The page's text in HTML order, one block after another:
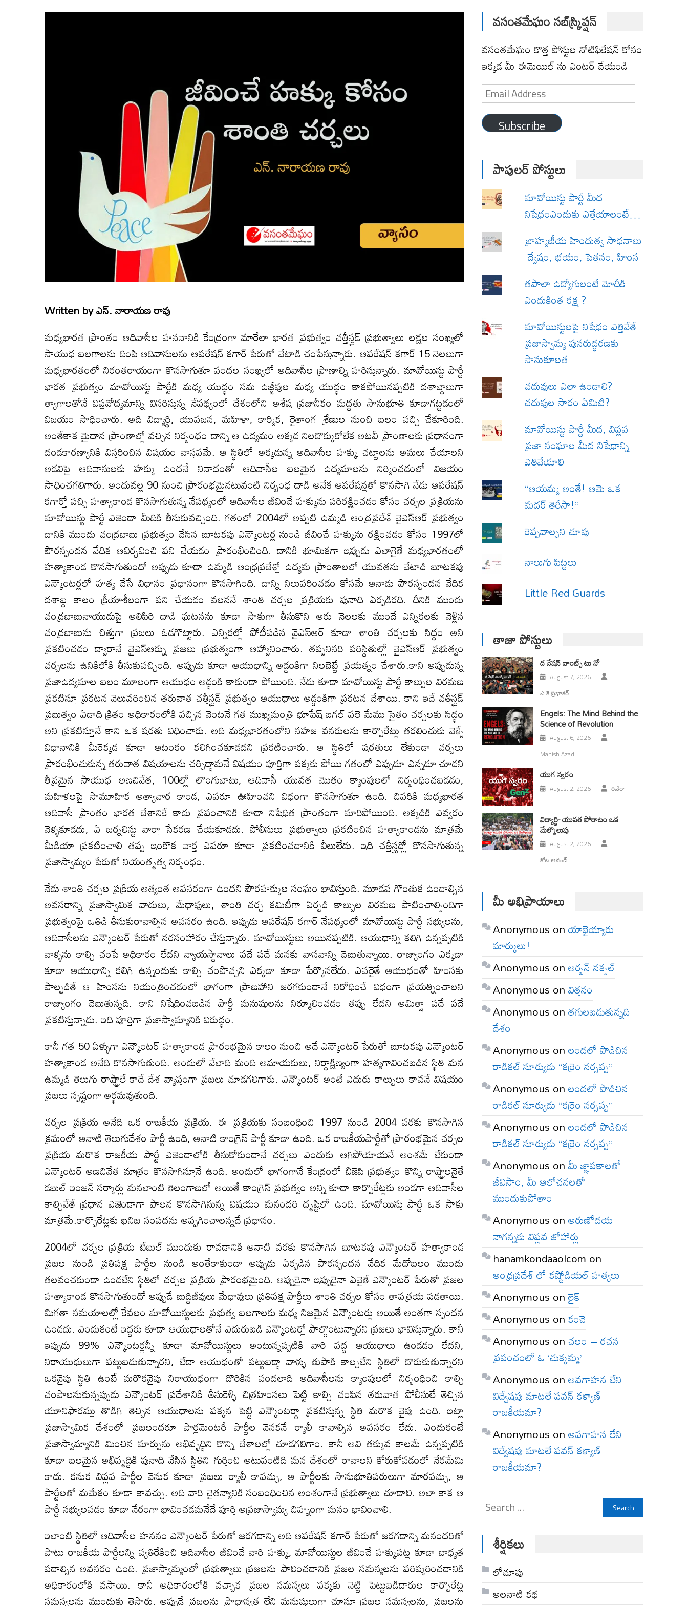
Written byఎన్. నారాయణ రావు
మధ్యభారత ప్రాంతం ఆదివాసీల హననానికి కేంద్రంగా మారేలా భారత ప్రభుత్వం చత్తీస్ఘడ్ ప్రభుత్వాలు లక్షల సంఖ్యలో
సాయుధ బలగాలను దింపి ఆదివాసులను ఆపరేషన్ కగార్ పేరుతో వేటాడి చంపేస్తున్నారు. ఆపరేషన్ కగార్ 15 నెలలుగా
మధ్యభారతంలో నిరంతరాయంగా కొనసాగుతూ వందల సంఖ్యలో ఆదివాసీల ప్రాణాల్ని హరిస్తున్నారు. మావోయిస్టు పార్టీ
భారత ప్రభుత్వం మావోయిస్టు పార్టీకి మధ్య యుద్ధం సమ ఉజ్జీవుల మధ్య యుద్ధం కాకపోయినప్పటికి దశాబ్దాలుగా
త్యాగాలతోనే విప్లవోద్యమాన్ని విస్తరిస్తున్న నేపథ్యంలో దేశంలోని అశేష ప్రజానీకం మద్దతు సానుభూతి కూడాగట్టడంలో
విజయం సాధించారు. అది విద్యార్థి, యువజన, మహిళా, కార్మిక, రైతాంగ శ్రేణుల నుంచి బలం వచ్చి చేకూరింది.
అంతేకాక మైదాన ప్రాంతాల్లో వచ్చిన నిర్బంధం దాన్ని ఆ ఉద్యమం అక్కడ నిలదొక్కుకోలేక అటవీ ప్రాంతాలకు ప్రధానంగా
దండకారణ్యానికి విస్తరించిన విషయం వాస్తవమే. ఆ స్థితిలో అక్కడున్న ఆదివాసీల హక్కు చట్టాలను అమలు చేయాలని
అడవిపై ఆదివాసులకు హక్కు ఉందనే నినాదంతో ఆదివాసీల బలమైన ఉద్యమాలను నిర్మించడంలో విజయం
సాధించగలిగారు. అందువల్ల 90 నుంచి ప్రారంభమైనటువంటి నిర్బంధ దాడి అనేక ఆపరేషన్లతో కొనసాగి నేడు ఆపరేషన్
కగార్తో పచ్చి హత్యాకాండ కొనసాగుతున్న నేపథ్యంలో ఆదివాసీల జీవించే హక్కును పరిరక్షించడం కోసం చర్చల ప్రక్రియను
మావోయిస్టు పార్టీ ఎజెండా మీదికి తీసుకువచ్చింది. గతంలో 2004లో అప్పటి ఉమ్మడి ఆంద్రప్రదేశ్ వైఎస్ఆర్ ప్రభుత్వం
దానికి ముందు చంద్రబాబు ప్రభుత్వం చేసిన బూటకపు ఎన్కౌంటర్ల నుండి జీవించే హక్కును రక్షించడం కోసం 1997లో
పౌరస్పందన వేదిక ఆవిర్భవించి పని చేయడం ప్రారంభించింది. దానికి భూమికగా ఇప్పుడు ఎలాగైతే మధ్యభారతంలో
హత్యాకాండ కొనసాగుతుందో అప్పుడు కూడా ఉమ్మడి ఆంధ్రప్రదేశ్లో ఉద్యమ ప్రాంతాలలో యువతను వేటాడి బూటకపు
ఎన్కౌంటర్లలో హత్య చేసే విధానం ప్రధానంగా కొనసాగింది. దాన్ని నిలువరించడం కోసమే ఆనాడు పౌరస్పందన వేదిక
దశాబ్ద కాలం క్రీయాశీలంగా పని చేయడం వలననే శాంతి చర్చల ప్రక్రియకు పునాది ఏర్పడిరది. దీనికి ముందు
చంద్రబాబునాయుడుపై అలిపిరి దాడి ఘటనను కూడా సాకుగా తీసుకొని ఆరు నెలలకు ముందే ఎన్నికలకు వెళ్లిన
చంద్రబాబును చిత్తుగా ప్రజలు ఓడగొట్టారు. ఎన్నికల్లో పోటీపడిన వైఎస్ఆర్ కూడా శాంతి చర్చలకు సిద్ధం అని
ప్రకటించడం ద్వారానే వైఎస్ఆర్ను ప్రజలు ప్రభుత్వంగా ఆహ్వానించారు. తప్పనిసరి పరిస్థితుల్లో వైఎస్ఆర్ ప్రభుత్వం
చర్చలను ఉనికిలోకి తీసుకువచ్చింది. అప్పుడు కూడా ఆయుధాన్ని అడ్డంకిగా నిలబెట్టే ప్రయత్నం చేశారు.కాని అప్పుడున్న
ప్రజాఉద్యమాల బలం మూలంగా ఆయుధం అడ్డంకి కాకుండా పోయింది. నేడు కూడా మావోయిస్టు పార్టీ కాల్పుల విరమణ
ప్రకటిస్తూ ప్రకటన వెలువరించిన తరువాత చత్తీస్ఘడ్ ప్రభుత్వం ఆయుధాలు అడ్డంకిగా ప్రకటన చేశాయి. కాని ఇదే చత్తీస్ఘడ్
ప్రబుత్వం ఏడాది క్రితం అధికారంలోకి వచ్చిన వెంటనే గత ముఖ్యమంత్రి భూపేష్ బగల్ వలె మేము సైతం చర్చలకు సిద్ధం
అని ప్రకటిస్తూనే కాని ఒక షరతు విధించారు. అది మధ్యభారతంలోని సహజ వనరులను కార్పొరేట్లు తరలించుకు వెళ్ళే
విధానానికి మీరెక్కడ కూడా ఆటంకం కలిగించకూడదని ప్రకటించారు. ఆ స్థితిలో షరతులు లేకుండా చర్చలు
ప్రారంభించుకున్న తరువాత విషయాలను చర్చిద్దామనే విషయం పూర్తిగా పక్కకు పోయి గతంలో ఎప్పుడూ ఎన్నడూ చూడని
తీవ్రమైన సాయుధ అణచివేత, 100ల్లో లొంగుబాటు, ఆదివాసీ యువత మొత్తం క్యాంపులలో నిర్బంధించబడడం,
మహిళలపై సామూహిక అత్యాచార కాండ, ఎవరూ ఊహించని విధంగా కొనసాగుతూ ఉంది. చివరికి మధ్యభారత
ఆదివాసీ ప్రాంతం భారత దేశానికే కాదు ప్రపంచానికి కూడా నిషేధిత ప్రాంతంగా మారిపోయింది. అక్కడికి ఎవ్వరం
వెళ్ళకూడదు, ఏ జర్నలిస్టు వార్తా సేకరణ చేయకూడదు. పోలీసులు ప్రభుత్వాలు ప్రకటించిన హత్యాకాండను మాత్రమే
మీడియా ప్రకటించాలి తప్ప ఇంకొక వార్త ఎవరూ కూడా ప్రకటించడానికి వీలులేదు. ఇది చత్తీస్ఘడ్లో కొనసాగుతున్న
ప్రజాస్వామ్యం పేరుతో నియంతృత్వ నిర్బంధం.
నేడు శాంతి చర్చల ప్రక్రియ అత్యంత అవసరంగా ఉందని పౌరహక్కుల సంఘం భావిస్తుంది. మూడవ గొంతుక ఉండాల్సిన
అవసరాన్ని ప్రజాస్వామిక వాదులు, మేధావులు, శాంతి చర్చ కమిటీగా ఏర్పడి కాల్పుల విరమణ పాటించాల్సిందిగా
ప్రభుత్వంపై ఒత్తిడి తీసుకురావాల్సిన అవసరం ఉంది. ఇప్పుడు ఆపరేషన్ కగార్ నేపథ్యంలో మావోయిస్టు పార్టీ సభ్యులను,
ఆదివాసీలను ఎన్కౌంటర్ పేరుతో నరసంహారం చేస్తున్నారు. మావోయిస్టులు అయినప్పటికి. ఆయుధాన్ని కలిగి ఉన్నప్పటికి
వాళ్ళను కాల్చి చంపే అధికారం లేదని న్యాయస్థానాలు పదే పదే మనకు వాస్తవాన్ని చెబుతున్నాయి. రాజ్యాంగం ఎక్కడా
కూడా ఆయుధాన్ని కలిగి ఉన్నందుకు కాల్చి చంపొచ్చని ఎక్కడా కూడా పేర్కొనలేదు. ఎవరైతే ఆయుధంతో హింసకు
పాల్పడితే ఆ హింసను నియంత్రించడంలో భాగంగా ప్రాణహాని జరగకుండానే నిరోధించే విధంగా ప్రయత్నించాలని
రాజ్యాంగం చెబుతున్నది. కాని నిషేదించబడిన పార్టీ మనుషులను నిర్మూలించడం తప్పు లేదని అమిత్షా పదే పదే
ప్రకటిస్తున్నాడు. ఇది పూర్తిగా ప్రజాస్వామ్యానికి విరుద్ధం.
కానీ గత 50 ఏళ్ళుగా ఎన్కౌంటర్ హత్యాకాండ ప్రారంభమైన కాలం నుంచి అదే ఎన్కౌంటర్ పేరుతో బూటకపు ఎన్కౌంటర్
హత్యాకాండ అనేది కొనసాగుతుంది. అందులో వేలాది మంది అమాయకులు, నిర్ధాక్షిణ్యంగా హత్యగావించబడిన స్థితి మన
ఉమ్మడి తెలుగు రాష్ట్రాలే కాదే దేశ వ్యాప్తంగా ప్రజలు చూడగలిగారు. ఎన్కౌంటర్ అంటే ఎదురు కాల్పులు కావనే విషయం
ప్రజలు స్పష్టంగా అర్థమవుతుంది.
చర్చల ప్రక్రియ అనేది ఒక రాజకీయ ప్రక్రియ. ఈ ప్రక్రియకు సంబంధించి 1997 నుండి 2004 వరకు కొనసాగిన
క్రమంలో ఆనాటి తెలుగుదేశం పార్టీ ఉంది, ఆనాటి కాంగ్రెస్ పార్టీ కూడా ఉంది. ఒక రాజకీయపార్టీతో ప్రారంభమైన చర్చల
ప్రక్రియ మరొక రాజకీయ పార్టీ ఎజెండాలోకి తీసుకోకుండానే చర్చలు ఎందుకు ఆగిపోయాయనే అంశమే లేకుండా
ఎన్కౌంటర్ అణచివేత మాత్రం కొనసాగిస్తూనే ఉంది. అందులో భాగంగానే కేంద్రంలో బిజెపి ప్రభుత్వం కొన్ని రాష్ట్రాలనైతే
డబుల్ ఇంజన్ సర్కార్లు మనలాంటి తెలంగాణలో అయితే కాంగ్రెస్ ప్రభుత్వం అన్ని కూడా కార్పొరేట్లకు అండగా ఆదివాసీల
కాల్చివేతే ప్రధాన ఎజెండాగా పాలన కొనసాగిస్తున్న విషయం మనందరి దృష్టిలో ఉంది. మావోయిస్తు పార్టీ ఒక సాకు
మాత్రమే.కార్పొరేట్లకు ఖనిజ సంపదను అప్పగించాలన్నదే ప్రధానం.
2004లో చర్చల ప్రక్రియ టేబుల్ ముందుకు రావడానికి ఆనాటి వరకు కొనసాగిన బూటకపు ఎన్కౌంటర్ హత్యాకాండ
ప్రజల నుండి ప్రతిపక్ష పార్టీల నుండి అంతేకాకుండా అప్పుడు ఏర్పడిన పౌరస్పందన వేదిక మేదోబలం ముందు
తలవంచకుండా ఉండలేని స్థితిలో చర్చల ప్రక్రియ ప్రారంభమైంది. అప్పుడైనా ఇప్పుడైనా ఏవైతే ఎన్కౌంటర్ పేరుతో ప్రజల
హత్యాకాండ కొనసాగుతుందో అప్పుడే బుద్ధిజీవులు మేధావులు ప్రతిపక్ష పార్టీలు శాంతి చర్చల కోసం తాపత్రయ పడతాయి.
మిగతా సమయాలల్లో కేవలం మావోయిస్టులకు ప్రభుత్వ బలగాలకు మధ్య నిజమైన ఎన్కౌంటర్లు అయితే అంతగా స్పందన
ఉండదు. ఎందుకంటే ఇద్దరు కూడా ఆయుధాలతోనే ఎదురుబడి ఎన్కౌంటర్లో పాల్గొంటున్నారని ప్రజలు భావిస్తున్నారు. కానీ
ఇప్పుడు 99% ఎన్కౌంటర్లన్నీ కూడా మావోయిస్టులు అంటున్నప్పటికి వారి వద్ద ఆయుధాలు ఉండడం లేదని,
నిరాయుధులుగా పట్టుబడుతున్నారని, లేదా ఆయుధంతో పట్టుబడ్డా వాళ్ళు తుపాకి కాల్చలేని స్థితిలో దొరుకుతున్నారని
ఒకవైపు స్థితి ఉంటే మరొకవైపు నిరాయుధంగా దొరికిన వందలాది ఆదివాసీలను క్యాంపులలో నిర్బంధించి కాల్చి
చంపాలనుకున్నప్పుడు ఎన్కౌంటర్ ప్రదేశానికి తీసుకెళ్ళి చిత్రహింసలు పెట్టి కాల్చి చంపిన తరువాత పోలీసులే తెచ్చిన
యూనిఫారమ్లు తొడిగి తెచ్చిన ఆయుధాలను పక్కన పెట్టి ఎన్కౌంటర్గా ప్రకటిస్తున్న స్థితి మరొక వైపు ఉంది. ఇట్లా
ప్రజాస్వామిక దేశంలో ప్రజలందరూ పార్లమెంటరీ పార్టీల వెనకనే ర్యాలీ కావాల్సిన అవసరం లేదు. ఎందుకంటే
ప్రజాస్వామ్యానికి మించిన మార్పును అభివృద్దిని కొన్ని దేశాలల్లో చూడగలిగాం. కానీ అవి తక్కువ కాలమే ఉన్నప్పటికి
కూడా బలమైన అభివృద్ధికి పునాది వేసిన స్థితిని గుర్తించి అటువంటిది మన దేశంలో రావాలని కోరుకోవడంలో నేరమేమి
కాదు. కనుక విప్లవ పార్టీల వెనుక కూడా ప్రజలు ర్యాలీ కావచ్చు, ఆ పార్టీలకు సానుభూతిపరులుగా మారవచ్చు, ఆ
పార్టీలతో మమేకం కూడా కావచ్చు. అది వారి చైతన్యానికి సంబంధించిన అంశంగానే ప్రభుత్వాలు చూడాలి. అలా కాక ఆ
పార్టీ సభ్యులవడం కూడా నేరంగా భావించడమనేదే పూర్తి అప్రజాస్వామ్య చిహ్నంగా మనం భావించాలి.
ఇలాంటి స్థితిలో ఆదివాసీల హననం ఎన్కౌంటర్ పేరుతో జరగడాన్ని అది ఆపరేషన్ కగార్ పేరుతో జరగడాన్ని మనందరితో
పాటు రాజకీయ పార్టీలన్ని వ్యతిరేకించి ఆదివాసీల జీవించే వారి హక్కు, మావోయిస్టుల జీవించే హక్కుపట్ల కూడా బాధ్యత
పడాల్సిన అవసరం ఉంది. ప్రజాస్వామ్యంలో ప్రభుత్వాలు ప్రజలను పాలించడానికి ప్రజల సమస్యలను పరిష్కరించడానికి
అధికారంలోకి వస్తాయి. కానీ అధికారంలోకి వచ్చాక ప్రజల సమస్యలు పక్కకు నెట్టి పెట్టుబడిదారుల కార్పొరేట్ల
సమస్యలను ముందుకు తెస్తారు. అప్పుడే ప్రజలను ప్రాధాన్యత లేని మనుషులుగా చూస్తూ ప్రజల సమస్యలను, ప్రజలను
వసంతమేఘం సబ్‌స్క్రిప్షన్
వసంతమేఘం కొత్త పోస్టుల నోటిఫికేషన్ కోసం
ఇక్కడ మీ ఈమెయిల్ ను ఎంటర్ చేయండి
Email
Address
Subscribe
పాపులర్ పోస్టులు
మావోయిస్టు పార్టీ మీద
నిషేధంఎందుకు ఎత్తేయాలంటే…
బ్రాహ్మణీయ హిందుత్వ సాధనాలు
ద్వేషం, భయం, పెత్తనం, హింస
త‌పాలా ఉద్యోగులంటే మోదీకి
ఎందుకింత కక్ష ?
మావోయిస్టులపై నిషేధం ఎత్తివేతే
ప్రజాస్వామ్య పునరుద్ధరణకు
సానుకూలత
చదువులు ఎలా ఉండాలి?
చదువుల సారం ఏమిటి?
మావోయిస్టు పార్టీ మీద, విప్లవ
ప్రజా సంఘాల మీద నిషేధాన్ని
ఎత్తివేయాలి
“ఆయమ్మ అంతే! ఆమె ఒక
మదర్ తెరీసా!”
రెప్పవాల్చని చూపు
నాలుగు పిట్టలు
Little Red Guards
తాజా పోస్టులు
ద నేషన్ వాంట్స్ టు నో
August 7, 2026
ఎ కె ప్రభాకర్
Engels: The Mind Behind the
Science of Revolution
August 6, 2026
Manish Azad
యుగ స్వ‌రం
August 2, 2026 రివేరా
విద్యార్థి- యువత పోరాటం ఒక
మేల్కొలుపు
August 2, 2026
కోట ఆనంద్
మీ అభిప్రాయాలు
Anonymous onయాభైయ్యారు
మార్కులు!
Anonymous onఅర్బన్ నక్సల్
Anonymous onవిత్తనం
Anonymous onతగులబడుతున్నది
దేశం
Anonymous onలందలో పొడిచిన
రాడికల్ సూర్యుడు “కర్రెం నర్సప్ప”
Anonymous onలందలో పొడిచిన
రాడికల్ సూర్యుడు “కర్రెం నర్సప్ప”
Anonymous onలందలో పొడిచిన
రాడికల్ సూర్యుడు “కర్రెం నర్సప్ప”
Anonymous onమీ జ్ఞాపకాలతో
జీవిస్తాం, మీ ఆలోచనలతో
ముందుకుపోతాం
Anonymous onఅరుణోదయ
నాగన్నకు విప్లవ జోహార్లు
hanamkondaaolcom on
ఆంధ్రప్రదేశ్ లో కష్టోడియల్ హత్యలు
Anonymous onలైక్
Anonymous onకంచె
Anonymous onచలం – రచన
ప్రపంచంలో ఓ ‘చుక్కమ్మ’
Anonymous onఅవగాహన లేని
విద్వేషపు మాటలే పవన్ కళ్యాణ్
రాజకీయమా?
Anonymous onఅవగాహన లేని
విద్వేషపు మాటలే పవన్ కళ్యాణ్
రాజకీయమా?
Search
for:
శీర్షికలు
లోచూపు
అల‌నాటి క‌థ‌